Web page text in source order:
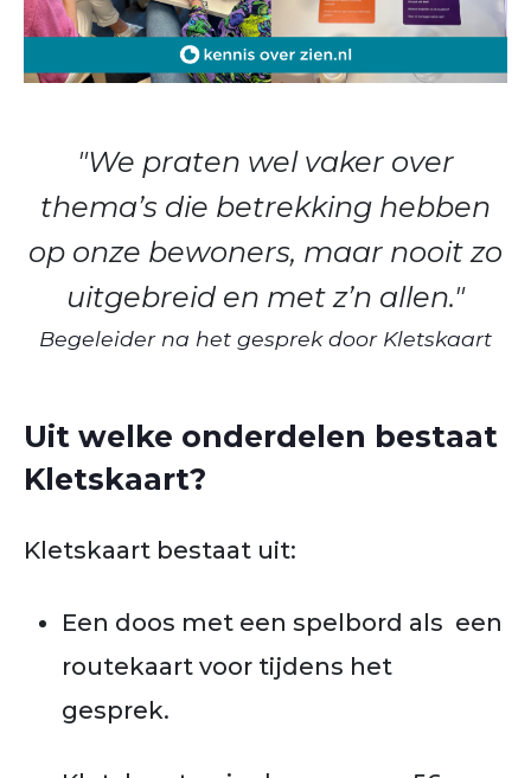
"We praten wel vaker over
thema’s die betrekking hebben
op onze bewoners, maar nooit zo
uitgebreid en met z’n allen."
Begeleider na het gesprek door Kletskaart
Uit welke onderdelen bestaat
Kletskaart?
Kletskaart bestaat uit:
Een doos met een spelbord als een
routekaart voor tijdens het
gesprek.